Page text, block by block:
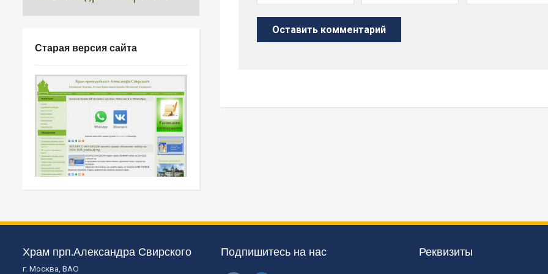
Старая версия сайта
Храм прп.Александра Свирского
г. Москва, ВАО
Подпишитесь на нас Реквизиты